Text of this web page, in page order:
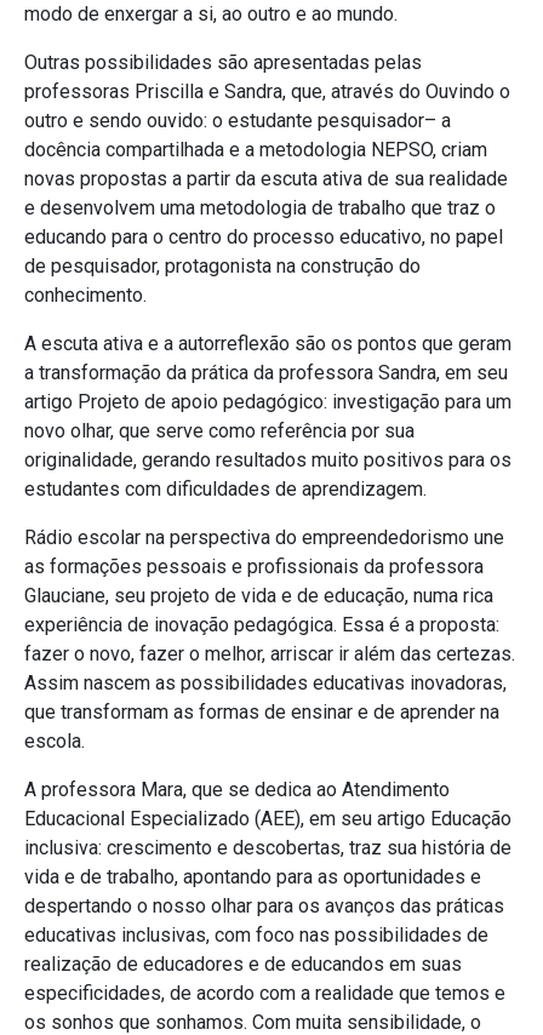
modo de enxergar a si, ao outro e ao mundo.
Outras possibilidades são apresentadas pelas
professoras Priscilla e Sandra, que, através do Ouvindo o
outro e sendo ouvido: o estudante pesquisador– a
docência compartilhada e a metodologia NEPSO, criam
novas propostas a partir da escuta ativa de sua realidade
e desenvolvem uma metodologia de trabalho que traz o
educando para o centro do processo educativo, no papel
de pesquisador, protagonista na construção do
conhecimento.
A escuta ativa e a autorreflexão são os pontos que geram
a transformação da prática da professora Sandra, em seu
artigo Projeto de apoio pedagógico: investigação para um
novo olhar, que serve como referência por sua
originalidade, gerando resultados muito positivos para os
estudantes com dificuldades de aprendizagem.
Rádio escolar na perspectiva do empreendedorismo une
as formações pessoais e profissionais da professora
Glauciane, seu projeto de vida e de educação, numa rica
experiência de inovação pedagógica. Essa é a proposta:
fazer o novo, fazer o melhor, arriscar ir além das certezas.
Assim nascem as possibilidades educativas inovadoras,
que transformam as formas de ensinar e de aprender na
escola.
A professora Mara, que se dedica ao Atendimento
Educacional Especializado (AEE), em seu artigo Educação
inclusiva: crescimento e descobertas, traz sua história de
vida e de trabalho, apontando para as oportunidades e
despertando o nosso olhar para os avanços das práticas
educativas inclusivas, com foco nas possibilidades de
realização de educadores e de educandos em suas
especificidades, de acordo com a realidade que temos e
os sonhos que sonhamos. Com muita sensibilidade, o